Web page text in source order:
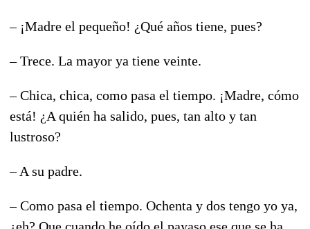
– ¡Madre el pequeño! ¿Qué años tiene, pues?
– Trece. La mayor ya tiene veinte.
– Chica, chica, como pasa el tiempo. ¡Madre, cómo
está! ¿A quién ha salido, pues, tan alto y tan
lustroso?
– A su padre.
– Como pasa el tiempo. Ochenta y dos tengo yo ya,